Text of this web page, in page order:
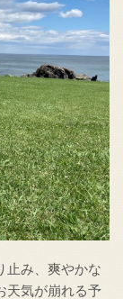
止み、爽やかな
天気が崩れる予